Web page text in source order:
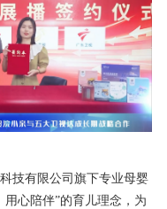
技有限公司旗下专业母婴
用心陪伴”的育儿理念，为